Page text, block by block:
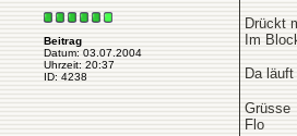
Beitrag
Datum: 03.07.2004
Uhrzeit: 20:37
ID: 4238
Drückt
Im
Da
Grüsse
Flo